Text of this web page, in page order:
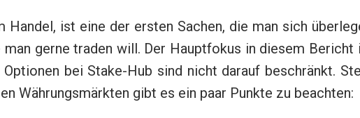
Handel, ist eine der ersten Sachen, die man sich
gerne traden will. Der Hauptfokus in diesem Bericht
bei Stake-Hub sind nicht darauf beschränkt.
Währungsmärkten gibt es ein paar Punkte zu beachten: